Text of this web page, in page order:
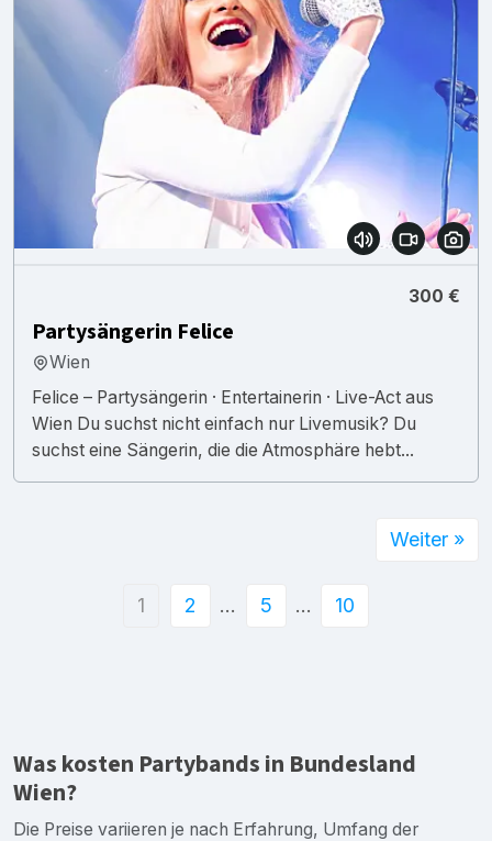
300 €
Partysängerin Felice
Wien
Felice – Partysängerin · Entertainerin · Live-Act aus
Wien Du suchst nicht einfach nur Livemusik? Du
suchst eine Sängerin, die die Atmosphäre hebt...
1 2 … 5 … 10
Weiter »
Was kosten Partybands in Bundesland
Wien?
Die Preise variieren je nach Erfahrung, Umfang der